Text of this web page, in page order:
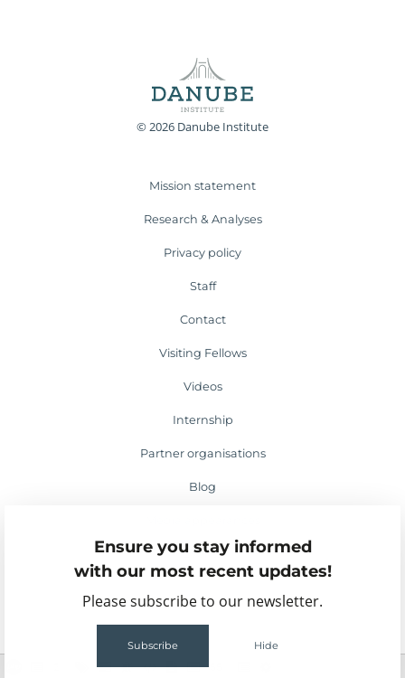
Ensure you stay informed
with our most recent updates!
Please subscribe to our newsletter.
Subscribe Hide
© 2026 Danube Institute
Mission statement
Research & Analyses
Privacy policy
Staff
Contact
Visiting Fellows
Videos
Internship
Partner organisations
Blog
Events